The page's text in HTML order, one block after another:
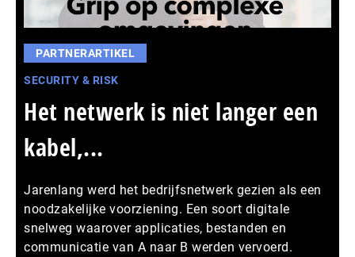
PARTNERARTIKEL
SECURITY & RISK
Het netwerk is niet langer een
kabel,...
Jarenlang werd het bedrijfsnetwerk gezien als een
noodzakelijke voorziening. Een soort digitale
snelweg waarover applicaties, bestanden en
communicatie van A naar B werden vervoerd.